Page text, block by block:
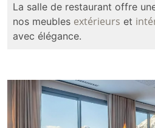
La salle de restaurant offre
nos meubles extérieurs et
avec élégance.